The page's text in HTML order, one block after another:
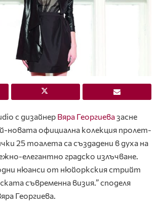
с дизайнер Вяра Георгиевазасне
новата официална колекция пролет-
25 тоалета са създадени в духа на
елегантно градско излъчване.
нюанси от нюйоркския стрийт
съвременна визия.” споделя
Георгиева.